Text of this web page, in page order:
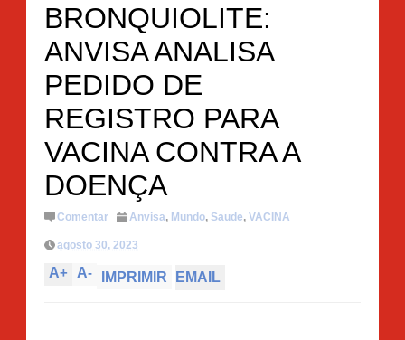
BRONQUIOLITE:
ANVISA ANALISA
PEDIDO DE
REGISTRO PARA
VACINA CONTRA A
DOENÇA
Comentar Anvisa, Mundo, Saude, VACINA
agosto 30, 2023
A+ A- IMPRIMIR EMAIL